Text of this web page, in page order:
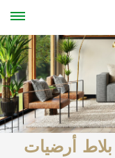
بلاط أرضيات WPC متين منقوش ثلاثي